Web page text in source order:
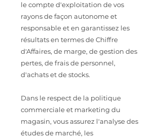
le compte d'exploitation de vos
rayons de façon autonome et
responsable et en garantissez les
résultats en termes de Chiffre
d'Affaires, de marge, de gestion des
pertes, de frais de personnel,
d'achats et de stocks.
Dans le respect de la politique
commerciale et marketing du
magasin, vous assurez l'analyse des
études de marché, les